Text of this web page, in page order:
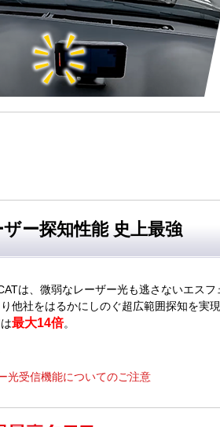
ザー探知性能 史上最強
は、微弱なレーザー光も逃さないエス
他社をはるかにしのぐ超広範囲探知を実現
最大14倍。
光受信機能についてのご注意